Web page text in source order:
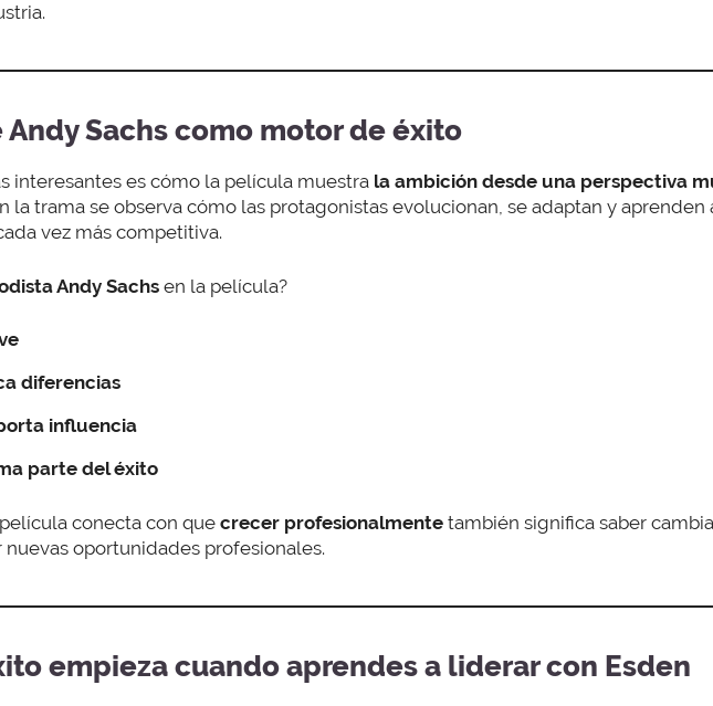
Sachs como motor de éxito
interesantes es cómo la película muestra la ambición desde una perspectiva
la trama se observa cómo las protagonistas evolucionan, se adaptan y aprenden
vez más competitiva.
Andy Sachs en la película?
diferencias
influencia
parte del éxito
película conecta con que crecer profesionalmente también significa saber
oportunidades profesionales.
empieza cuando aprendes a liderar con Esden